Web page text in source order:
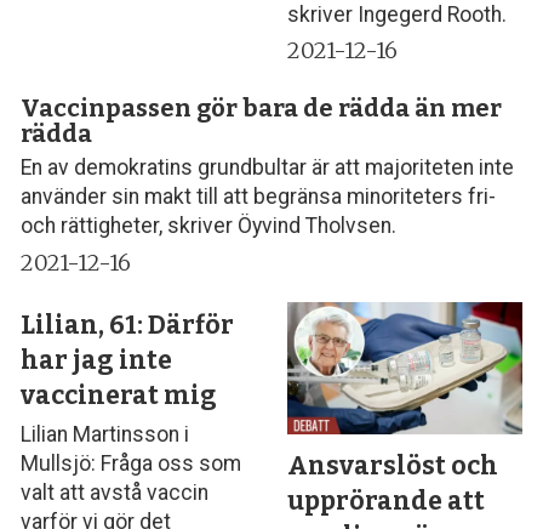
skriver Ingegerd Rooth.
2021-12-16
Vaccinpassen gör bara de rädda än mer
rädda
En av demokratins grundbultar är att majoriteten inte
använder sin makt till att begränsa minoriteters fri-
och rättigheter, skriver Öyvind Tholvsen.
2021-12-16
Lilian, 61: Därför
har jag inte
vaccinerat mig
Lilian Martinsson i
Mullsjö: Fråga oss som
valt att avstå vaccin
varför vi gör det
Ansvarslöst och
upprörande att